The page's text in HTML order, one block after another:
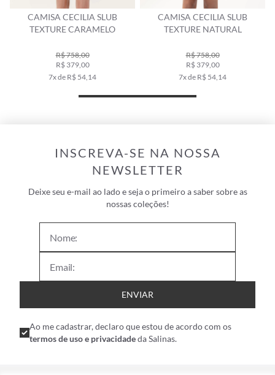
CAMISA CECILIA SLUB
TEXTURE CARAMELO
R$ 758,00
R$ 379,00
7x de R$ 54,14
CAMISA CECILIA SLUB
TEXTURE NATURAL
R$ 758,00
R$ 379,00
7x de R$ 54,14
INSCREVA-SE NA NOSSA
NEWSLETTER
Deixe seu e-mail ao lado e seja o primeiro a saber sobre as
nossas coleções!
ENVIAR
Ao me cadastrar, declaro que estou de acordo com os
termos de uso e privacidadeda Salinas.